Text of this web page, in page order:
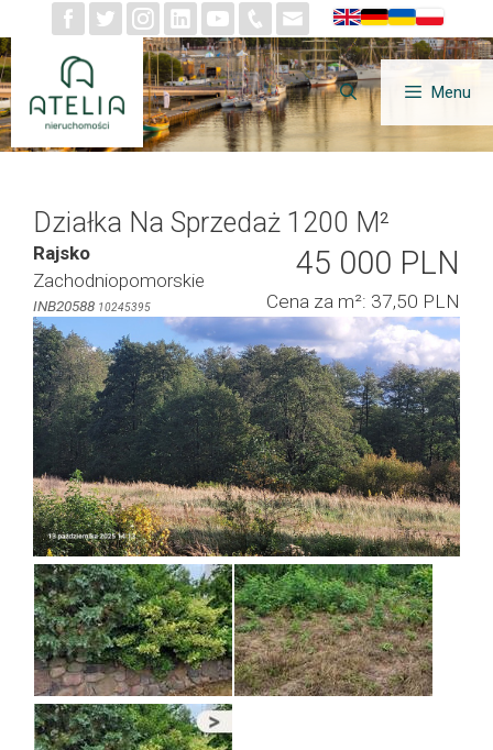
do
treści
Menu
Działka Na Sprzedaż 1200 M²
Rajsko
Zachodniopomorskie
INB20588 10245395
45 000 PLN
Cena za m²: 37,50 PLN